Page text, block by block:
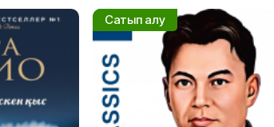
Сатып алу